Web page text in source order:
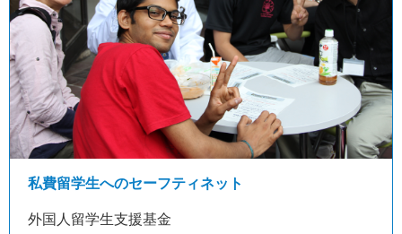
私費留学生へのセーフティネット
外国人留学生支援基金